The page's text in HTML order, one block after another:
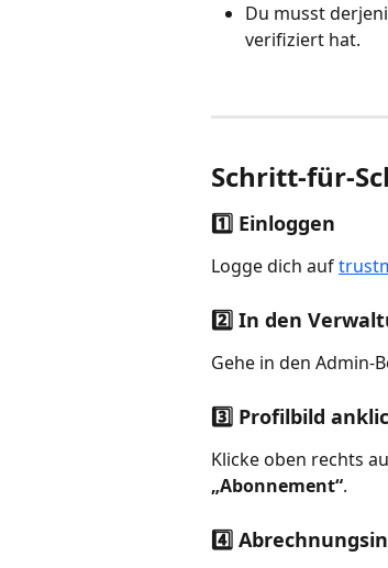
Du musst
verifiziert hat.
Schritt-für-
1️⃣ Einloggen
Logge dich auf
2️⃣ In den
Gehe in den Admin-
3️⃣ Profilbild
Klicke oben rechts
„Abonnement“.
4️⃣